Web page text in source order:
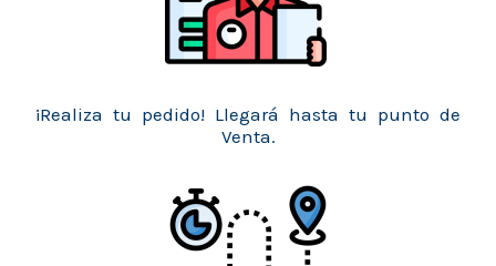
¡Realiza tu pedido! Llegará hasta tu punto de
Venta.